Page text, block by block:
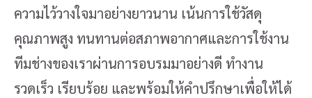
ความไว้วางใจมาอย่างยาวนาน เน้นการใช้วัสดุ
คุณภาพสูง ทนทานต่อสภาพอากาศและการใช้งาน
ทีมช่างของเราผ่านการอบรมมาอย่างดี ทำงาน
รวดเร็ว เรียบร้อย และพร้อมให้คำปรึกษาเพื่อให้ได้